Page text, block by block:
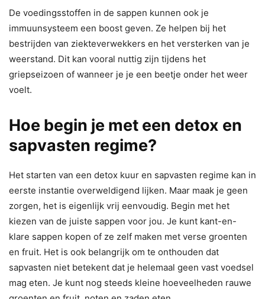
De voedingsstoffen in de sappen kunnen ook je
immuunsysteem een boost geven. Ze helpen bij het
bestrijden van ziekteverwekkers en het versterken van je
weerstand. Dit kan vooral nuttig zijn tijdens het
griepseizoen of wanneer je je een beetje onder het weer
voelt.
Hoe begin je met een detox en
sapvasten regime?
Het starten van een detox kuur en sapvasten regime kan in
eerste instantie overweldigend lijken. Maar maak je geen
zorgen, het is eigenlijk vrij eenvoudig. Begin met het
kiezen van de juiste sappen voor jou. Je kunt kant-en-
klare sappen kopen of ze zelf maken met verse groenten
en fruit. Het is ook belangrijk om te onthouden dat
sapvasten niet betekent dat je helemaal geen vast voedsel
mag eten. Je kunt nog steeds kleine hoeveelheden rauwe